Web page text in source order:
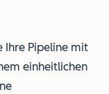
Ihre Pipeline mit
einheitlichen